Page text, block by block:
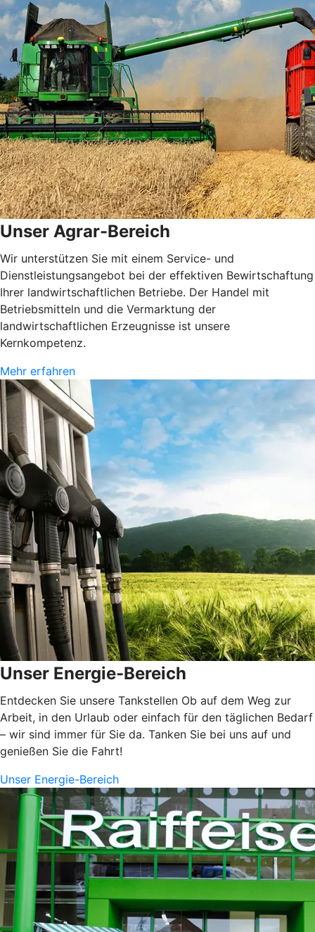
Unser Agrar-Bereich
Wir unterstützen Sie mit einem Service- und
Dienstleistungsangebot bei der effektiven Bewirtschaftung
Ihrer landwirtschaftlichen Betriebe. Der Handel mit
Betriebsmitteln und die Vermarktung der
landwirtschaftlichen Erzeugnisse ist unsere
Kernkompetenz.
Mehr erfahren
Unser Energie-Bereich
Entdecken Sie unsere Tankstellen Ob auf dem Weg zur
Arbeit, in den Urlaub oder einfach für den täglichen Bedarf
– wir sind immer für Sie da. Tanken Sie bei uns auf und
genießen Sie die Fahrt!
Unser Energie-Bereich